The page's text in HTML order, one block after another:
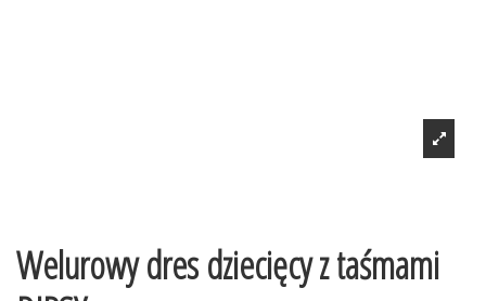
Welurowy dres dziecięcy z taśmami